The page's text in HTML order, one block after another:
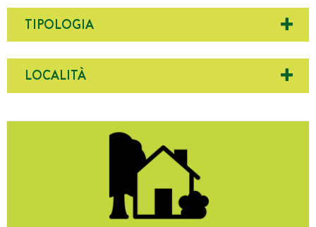
TIPOLOGIA
LOCALITÀ
Agriturismo Il Vescovo